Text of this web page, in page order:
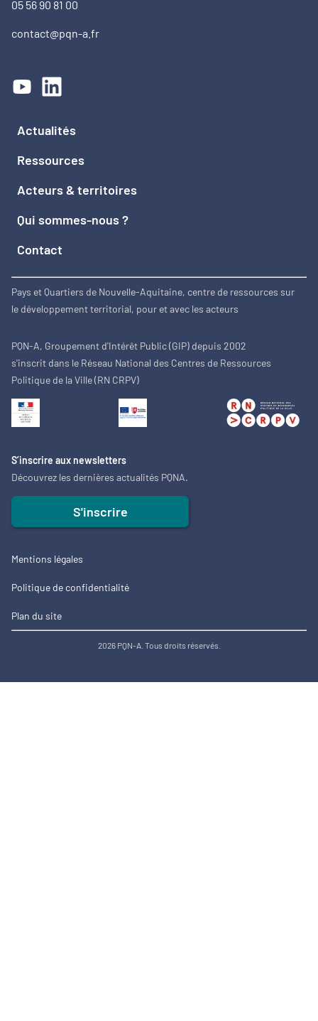
05 56 90 81 00
contact@pqn-a.fr
Actualités
Ressources
Acteurs & territoires
Qui sommes-nous ?
Contact
Pays et Quartiers de Nouvelle-Aquitaine, centre de ressources sur
le développement territorial, pour et avec les acteurs
PQN-A, Groupement d'Intérêt Public (GIP) depuis 2002
s'inscrit dans le Réseau National des Centres de Ressources
Politique de la Ville (RN CRPV)
S’inscrire aux newsletters
Découvrez les dernières actualités PQNA.
S'inscrire
Mentions légales
Politique de confidentialité
Plan du site
2026 PQN-A. Tous droits réservés.